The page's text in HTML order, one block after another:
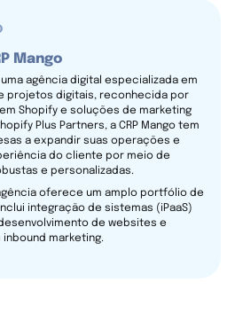
Mango
uma agência digital especializada em
projetos digitais, reconhecida por
Shopify e soluções de marketing
Plus Partners, a CRP Mango tem
a expandir suas operações e
do cliente por meio de
e personalizadas.
oferece um amplo portfólio de
integração de sistemas (iPaaS)
de websites e
marketing.